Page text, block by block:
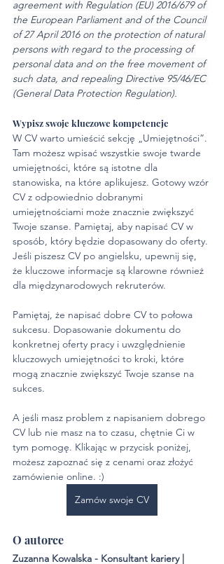
agreement with Regulation (EU) 2016/679 of
the European Parliament and of the Council
of 27 April 2016 on the protection of natural
persons with regard to the processing of
personal data and on the free movement of
such data, and repealing Directive 95/46/EC
(General Data Protection Regulation).
Wypisz swoje kluczowe kompetencje
W CV warto umieścić sekcję „Umiejętności”.
Tam możesz wpisać wszystkie swoje twarde
umiejętności, które są istotne dla
stanowiska, na które aplikujesz. Gotowy wzór
CV z odpowiednio dobranymi
umiejętnościami może znacznie zwiększyć
Twoje szanse. Pamiętaj, aby napisać CV w
sposób, który będzie dopasowany do oferty.
Jeśli piszesz CV po angielsku, upewnij się,
że kluczowe informacje są klarowne również
dla międzynarodowych rekruterów.
Pamiętaj, że napisać dobre CV to połowa
sukcesu. Dopasowanie dokumentu do
konkretnej oferty pracy i uwzględnienie
kluczowych umiejętności to kroki, które
mogą znacznie zwiększyć Twoje szanse na
sukces.
A jeśli masz problem z napisaniem dobrego
CV lub nie masz na to czasu, chętnie Ci w
tym pomogę. Klikając w przycisk poniżej,
możesz zapoznać się z cenami oraz złożyć
zamówienie online. :)
Zamów swoje CV
O autorce
Zuzanna Kowalska - Konsultant kariery |